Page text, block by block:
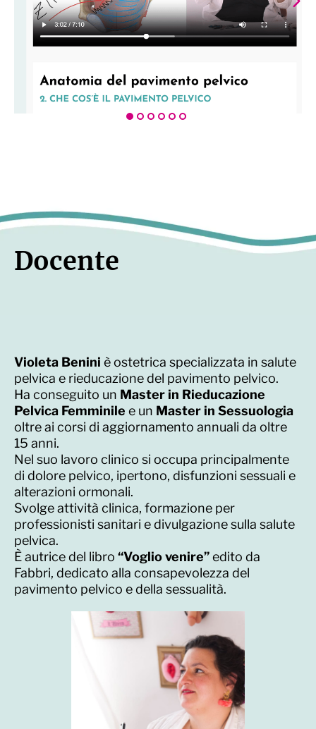
dell’accesso ai materiali didattici.
Il corso ha la durata di 18 mesi se, al
termine di tale lasso di tempo, volessi
richiedere un codice sconto a te
dedicato del 60% scrivendoci a
Una volta terminato il periodo di
accesso al corso, non mi sarà
possibile verificare il completamento
Docente
Violeta Benini è ostetrica specializzata in salute
pelvica e rieducazione del pavimento pelvico.
Ha conseguito un Master in Rieducazione
Pelvica Femminile e un Master in Sessuologia
oltre ai corsi di aggiornamento annuali da oltre
15 anni.
Nel suo lavoro clinico si occupa principalmente
di dolore pelvico, ipertono, disfunzioni sessuali e
alterazioni ormonali.
Svolge attività clinica, formazione per
professionisti sanitari e divulgazione sulla salute
pelvica.
È autrice del libro “Voglio venire”edito da
Fabbri, dedicato alla consapevolezza del
pavimento pelvico e della sessualità.